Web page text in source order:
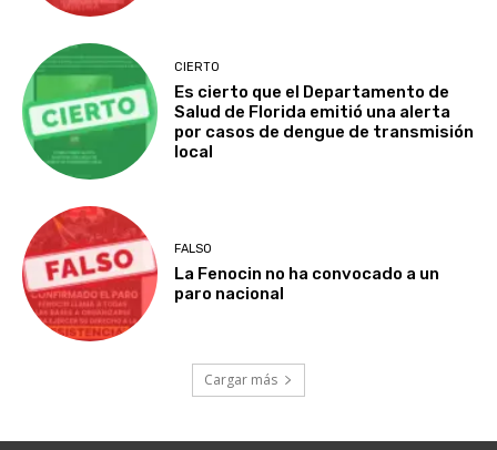
CIERTO
Es cierto que el Departamento de
Salud de Florida emitió una alerta
por casos de dengue de transmisión
local
FALSO
La Fenocin no ha convocado a un
paro nacional
Cargar más